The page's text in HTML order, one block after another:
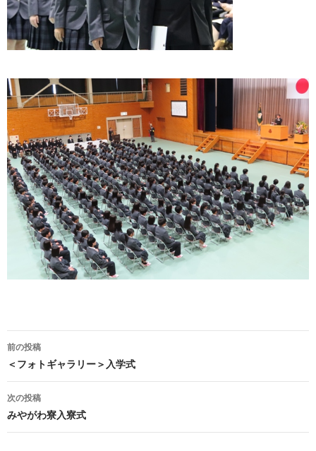
投
稿
ナ
前の投稿
＜フォトギャラリー＞入学式
次の投稿
みやがわ寮入寮式